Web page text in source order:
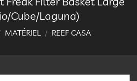
Cube/Laguna)
MATÉRIEL / REEF CASA